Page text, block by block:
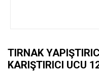
TIRNAK
KARIŞTIRICI UCU